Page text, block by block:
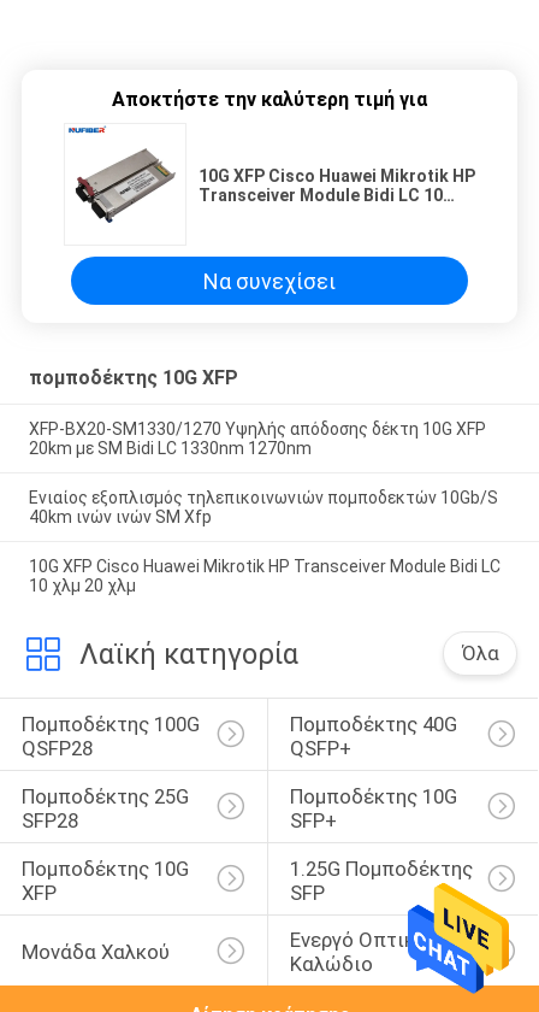
Αποκτήστε την καλύτερη τιμή για
10G XFP Cisco Huawei Mikrotik HP
Transceiver Module Bidi LC 10
Να συνεχίσει
πομποδέκτης 10G XFP
XFP-BX20-SM1330/1270 Υψηλής απόδοσης δέκτη 10G XFP
20km με SM Bidi LC 1330nm 1270nm
Ενιαίος εξοπλισμός τηλεπικοινωνιών πομποδεκτών 10Gb/S
40km ινών ινών SM Xfp
10G XFP Cisco Huawei Mikrotik HP Transceiver Module Bidi LC
10 χλμ 20 χλμ
Λαϊκή κατηγορία Όλα
Πομποδέκτης 100G
QSFP28
Πομποδέκτης 40G
QSFP+
Πομποδέκτης 25G
SFP28
Πομποδέκτης 10G
SFP+
Πομποδέκτης 10G
XFP
1.25G Πομποδέκτης
SFP
Μονάδα Χαλκού
Ενεργό Οπτικό
Καλώδιο